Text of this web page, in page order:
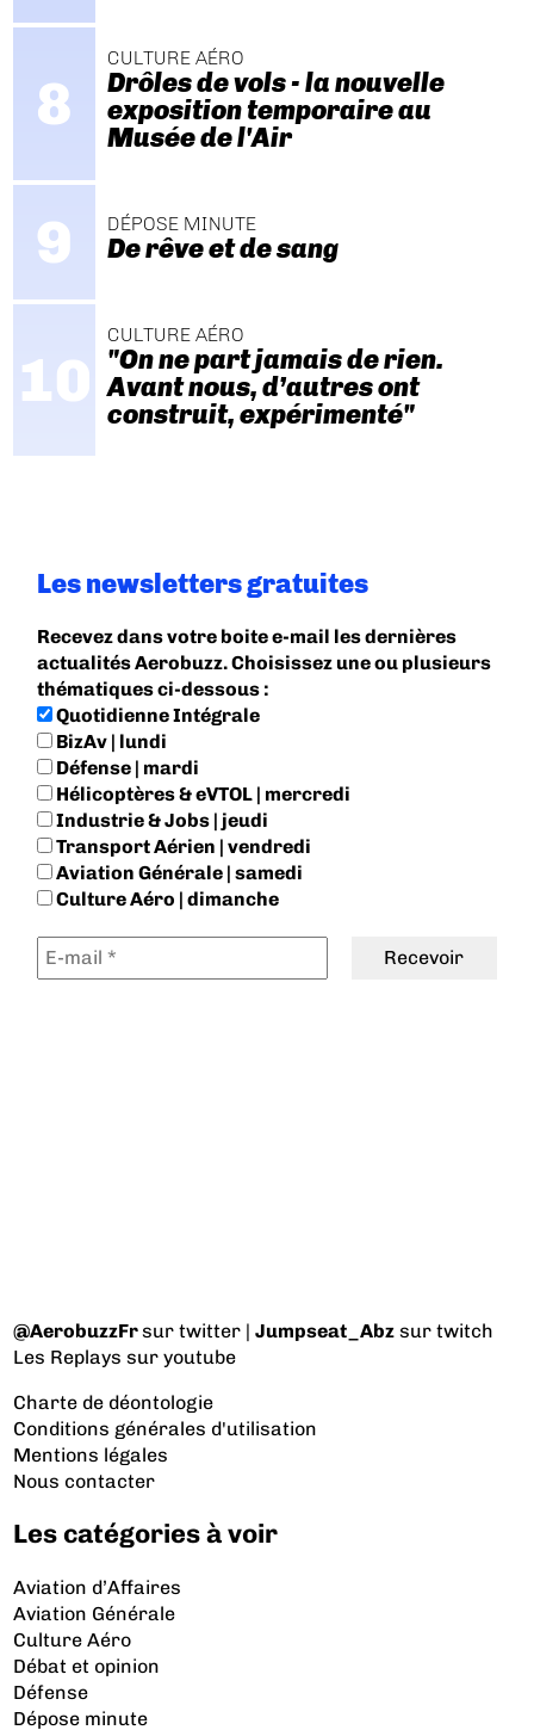
CULTURE AÉRO
Drôles de vols - la nouvelle
exposition temporaire au
Musée de l'Air
DÉPOSE MINUTE
De rêve et de sang
CULTURE AÉRO
"On ne part jamais de rien.
Avant nous, d’autres ont
construit, expérimenté"
Les newsletters gratuites
Recevez dans votre boite e-mail les dernières
actualités Aerobuzz. Choisissez une ou plusieurs
thématiques ci-dessous :
Quotidienne Intégrale
BizAv | lundi
Défense | mardi
Hélicoptères & eVTOL | mercredi
Industrie & Jobs | jeudi
Transport Aérien | vendredi
Aviation Générale | samedi
Culture Aéro | dimanche
@AerobuzzFrsur twitter |Jumpseat_Abz sur twitch
Les Replays sur youtube
Charte de déontologie
Conditions générales d'utilisation
Mentions légales
Nous contacter
Les catégories à voir
Aviation d’Affaires
Aviation Générale
Culture Aéro
Débat et opinion
Défense
Dépose minute